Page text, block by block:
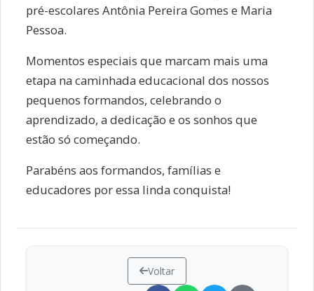
pré-escolares Antônia Pereira Gomes e Maria
Pessoa.
Momentos especiais que marcam mais uma
etapa na caminhada educacional dos nossos
pequenos formandos, celebrando o
aprendizado, a dedicação e os sonhos que
estão só começando.
Parabéns aos formandos, famílias e
educadores por essa linda conquista!
Voltar